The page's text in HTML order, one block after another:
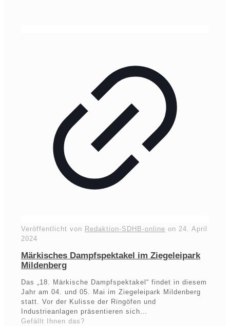
Veröffentlicht von Redaktion-SDHB-online on 24. April
2024
Märkisches Dampfspektakel im Ziegeleipark
Mildenberg
Das „18. Märkische Dampfspektakel“ findet in diesem
Jahr am 04. und 05. Mai im Ziegeleipark Mildenberg
statt. Vor der Kulisse der Ringöfen und
Industrieanlagen präsentieren sich…
Gefällt Ihnen das?